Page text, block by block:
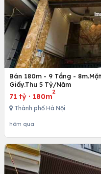
Bán 180m - 9 Tầng -
Giấy.Thu 5 Tỷ/Năm
71 tỷ · 180m
2
Thành phố Hà Nội
hôm qua